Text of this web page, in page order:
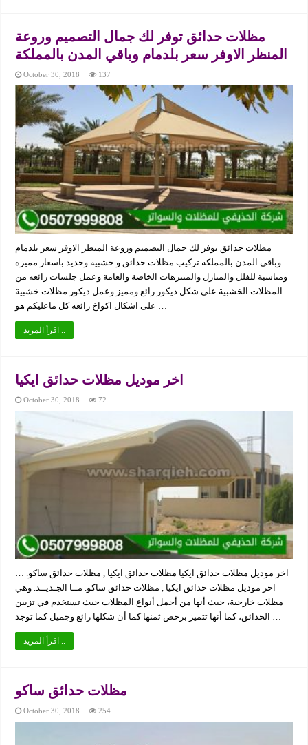
مظلات حدائق توفر لك جمال التصميم وروعة
المنظر الاوفر سعر بلدمام وباقي المدن بالمملكة
October 30, 2018 137
مظلات حدائق توفر لك جمال التصميم وروعة المنظر الاوفر سعر بلدمام
وباقي المدن بالمملكة تركيب مظلات حدائق و خشبية وحديد باسعار مميزة
ومناسبة للفلل والمنازل والمنتزهات الخاصة والعامة وعمل جلسات رائعه من
المظلات الخشبية على شكل ديكور رائع ومميز وعمل ديكور مظلات خشبية
على اشكال اكواخ رائعه كل ماعليكم هو …
اقرأ المزيد ..
اخر موديل مظلات حدائق ايكيا
October 30, 2018 72
اخر موديل مظلات حدائق ايكيا مظلات حدائق ايكيا , مظلات حدائق ساكو. …
اخر موديل مظلات حدائق ايكيا , مظلات حدائق ساكو. مــا الجـديــد. وهي
مظلات خارجية، حيث أنها من أجمل أنواع المظلات حيث تستخدم في تزيين
اقرأ المزيد ..
مظلات حدائق ساكو
October 30, 2018 254